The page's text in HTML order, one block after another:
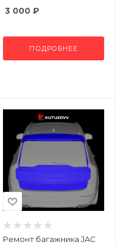
3 000₽
ПОДРОБНЕЕ
Ремонт багажника JAC